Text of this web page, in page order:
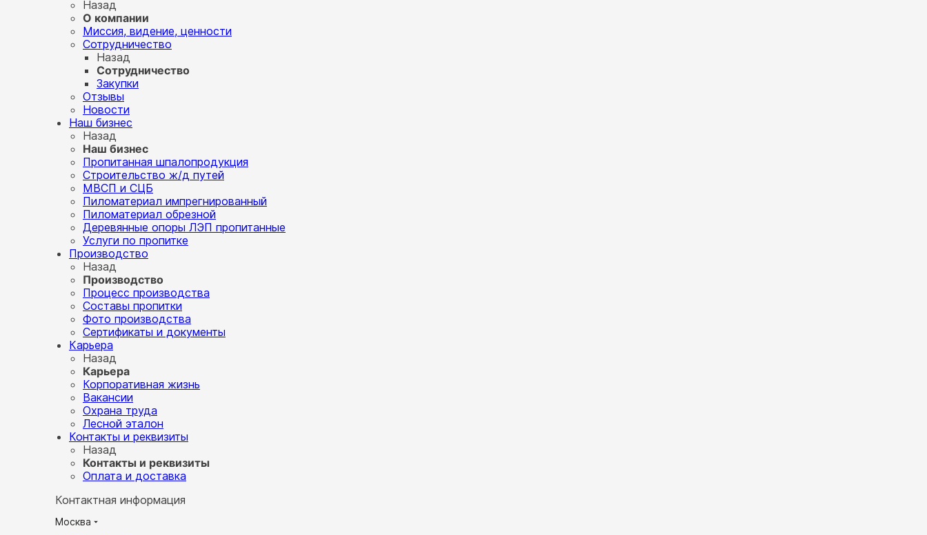
Назад
О компании
Миссия, видение, ценности
Сотрудничество
Назад
Сотрудничество
Закупки
Отзывы
Новости
Наш бизнес
Назад
Наш бизнес
Пропитанная шпалопродукция
Строительство ж/д путей
МВСП и СЦБ
Пиломатериал импрегнированный
Пиломатериал обрезной
Деревянные опоры ЛЭП пропитанные
Услуги по пропитке
Производство
Назад
Производство
Процесс производства
Составы пропитки
Фото производства
Сертификаты и документы
Карьера
Назад
Карьера
Корпоративная жизнь
Вакансии
Охрана труда
Лесной эталон
Контакты и реквизиты
Назад
Контакты и реквизиты
Оплата и доставка
Контактная информация
Москва